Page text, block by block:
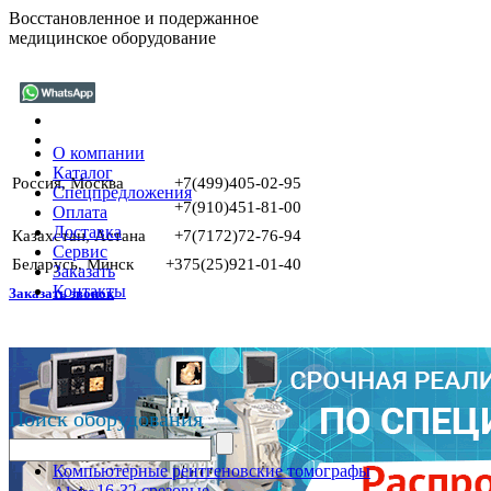
Восстановленное и подержанное
медицинское оборудование
Россия, Москва
+7(499)405-02-95
+7(910)451-81-00
Казахстан, Астана
+7(7172)72-76-94
Беларусь, Минск
+375(25)921-01-40
Заказать звонок
О компании
Каталог
Спецпредложения
Оплата
Доставка
Сервис
Заказать
Контакты
Поиск оборудования
Компьютерные рентгеновские томографы